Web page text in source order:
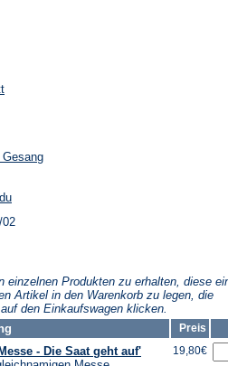
02
einzelnen Produkten zu erhalten, diese
Artikel in den Warenkorb zu legen, die
den Einkaufswagen klicken.
Preis
- Die Saat geht auf'
19,80€